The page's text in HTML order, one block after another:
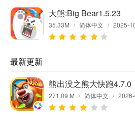
大熊:Big Bear1.5.23
35.33M / 简体中文 / 2025-
最新更新
熊出没之熊大快跑4.7.0
271.09 M / 简体中文 /